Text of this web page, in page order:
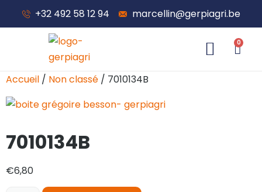
+32 492 58 12 94 marcellin@gerpiagri.be
0
Accueil / Non classé / 7010134B
7010134B
€6,80